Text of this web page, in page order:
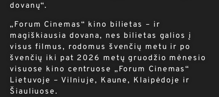
dovanų“.
„Forum Cinemas“ kino bilietas – ir
magiškiausia dovana, nes bilietas galios į
visus filmus, rodomus švenčių metu ir po
švenčių iki pat 2026 metų gruodžio mėnesio
visuose kino centruose „Forum Cinemas“
Lietuvoje – Vilniuje, Kaune, Klaipėdoje ir
Šiauliuose.